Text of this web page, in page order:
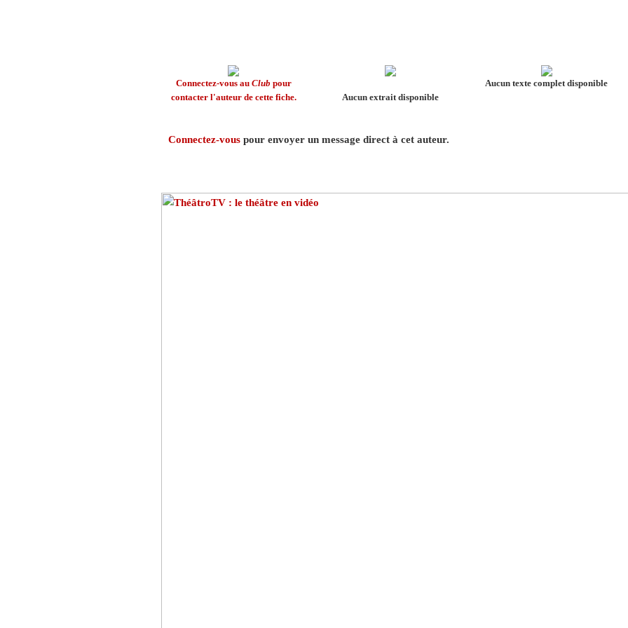
Connectez-vous au Club pour
contacter l'auteur de cette fiche.
Aucun extrait disponible
Aucun texte complet disponible
Connectez-vous pour envoyer un message direct à cet auteur.